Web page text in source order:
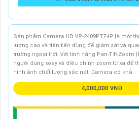
Sản phẩm Camera HD VP-2409PTZ-IP là một
lượng cao và tiên tiến dùng để giám sát và
trường ngoại trời. Với tính năng Pan-Tilt-Zoom
người dùng xoay và điều chỉnh zoom từ xa để
hình ảnh chất lượng sắc nét. Camera có khả
4,000,000 VNĐ